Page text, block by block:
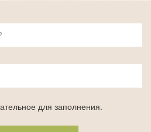
для заполнения.